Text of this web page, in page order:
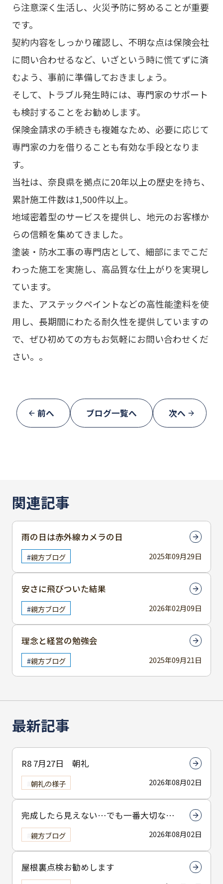
ら注意深く生活し、火災予防に努めることが重要
です。
契約内容をしっかり確認し、不明な点は保険会社
に問い合わせるなど、いざという時に慌てずに済
むよう、事前に準備しておきましょう。
そして、トラブル発生時には、専門家のサポート
も検討することをお勧めします。
保険金請求の手続きも複雑なため、必要に応じて
専門家の力を借りることも有効な手段となりま
す。
当社は、奈良県を拠点に20年以上の歴史を持ち、
累計施工件数は1,500件以上。
地域密着型のサービスを提供し、地元のお客様か
らの信頼を集めてきました。
塗装・防水工事の専門店として、細部にまでこだ
わった施工を実施し、高品質な仕上がりを実現し
ています。
また、アステックペイントなどの高性能塗料を使
用し、長期間にわたる耐久性を提供していますの
で、ぜひ初めての方もお気軽にお問い合わせくだ
さい。。
前へ ブログ一覧へ 次へ
最新記事
R8 7月27日 朝礼
2026年08月02日
朝礼の様子
完成したら見えない…でも一番大切なん
は下塗りです
2026年08月02日
親方ブログ
屋根裏点検お勧めします
関連記事
2025年09月29日
雨の日は赤外線カメラの日
親方ブログ
2026年02月09日
安さに飛びついた結果
親方ブログ
2025年09月21日
理念と経営の勉強会
親方ブログ